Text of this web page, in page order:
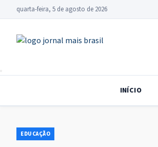
quarta-feira, 5 de agosto de 2026
INÍCIO
EDUCAÇÃO